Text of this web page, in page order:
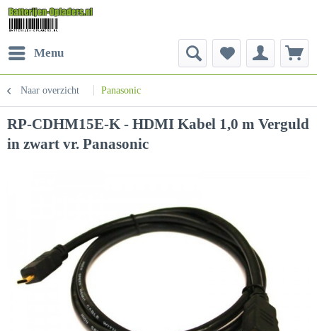
Menu
Naar overzicht Panasonic
RP-CDHM15E-K - HDMI Kabel 1,0 m Verguld
in zwart vr. Panasonic